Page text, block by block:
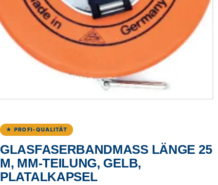
★ PROFI-QUALITÄT
GLASFASERBANDMASS LÄNGE 25 M
, MM-TEILUNG, GELB, P
LATALKAPSEL